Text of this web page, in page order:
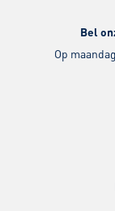
Bel
Op